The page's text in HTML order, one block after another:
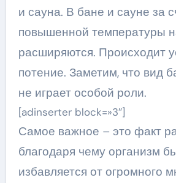
и сауна. В бане и сауне за
повышенной температуры
расширяются. Происходит
потение. Заметим, что вид
не играет особой роли.
[adinserter block=»3″]
Самое важное – это факт
благодаря чему организм
избавляется от огромного